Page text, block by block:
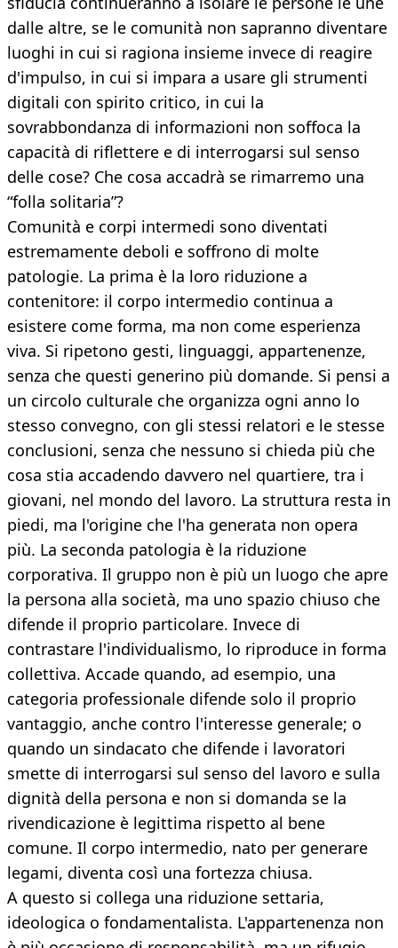
dalle altre, se le comunità non sapranno diventare
luoghi in cui si ragiona insieme invece di reagire
d'impulso, in cui si impara a usare gli strumenti
digitali con spirito critico, in cui la
sovrabbondanza di informazioni non soffoca la
capacità di riflettere e di interrogarsi sul senso
delle cose? Che cosa accadrà se rimarremo una
“folla solitaria”?
Comunità e corpi intermedi sono diventati
estremamente deboli e soffrono di molte
patologie. La prima è la loro riduzione a
contenitore: il corpo intermedio continua a
esistere come forma, ma non come esperienza
viva. Si ripetono gesti, linguaggi, appartenenze,
senza che questi generino più domande. Si pensi a
un circolo culturale che organizza ogni anno lo
stesso convegno, con gli stessi relatori e le stesse
conclusioni, senza che nessuno si chieda più che
cosa stia accadendo davvero nel quartiere, tra i
giovani, nel mondo del lavoro. La struttura resta in
piedi, ma l'origine che l'ha generata non opera
più. La seconda patologia è la riduzione
corporativa. Il gruppo non è più un luogo che apre
la persona alla società, ma uno spazio chiuso che
difende il proprio particolare. Invece di
contrastare l'individualismo, lo riproduce in forma
collettiva. Accade quando, ad esempio, una
categoria professionale difende solo il proprio
vantaggio, anche contro l'interesse generale; o
quando un sindacato che difende i lavoratori
smette di interrogarsi sul senso del lavoro e sulla
dignità della persona e non si domanda se la
rivendicazione è legittima rispetto al bene
comune. Il corpo intermedio, nato per generare
legami, diventa così una fortezza chiusa.
A questo si collega una riduzione settaria,
ideologica o fondamentalista. L'appartenenza non